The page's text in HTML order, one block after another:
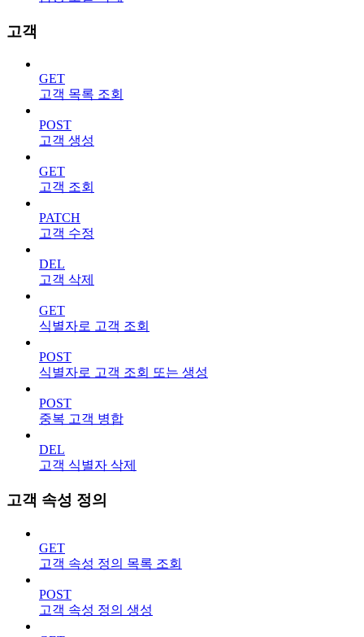
고객
GET
고객 목록 조회
POST
고객 생성
GET
고객 조회
PATCH
고객 수정
DEL
고객 삭제
GET
식별자로 고객 조회
POST
식별자로 고객 조회 또는 생성
POST
중복 고객 병합
DEL
고객 식별자 삭제
고객 속성 정의
GET
고객 속성 정의 목록 조회
POST
고객 속성 정의 생성